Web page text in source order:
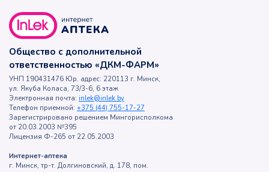
Общество с дополнительной
ответственностью «ДКМ-ФАРМ»
УНП 190431476 Юр. адрес: 220113 г. Минск,
ул. Якуба Коласа, 73/3-6, 6 этаж
Электронная почта: inlek@inlek.by
Телефон приемной: +375 (44) 755-17-27
Зарегистрировано решением Мингорисполкома
от 20.03.2003 №395
Лицензия Ф-265 от 22.05.2003
Интернет-аптека
г. Минск, тр-т. Долгиновский, д. 178, пом.